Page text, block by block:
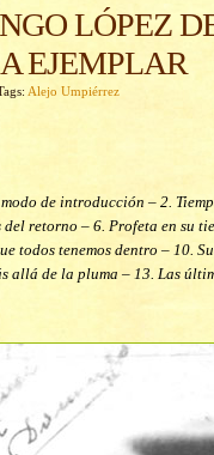
LÓPEZ
EJEMPLAR
Alejo Umpiérrez
de introducción – 2.
del retorno – 6. Profeta en su
todos tenemos dentro – 10.
allá de la pluma – 13. Las